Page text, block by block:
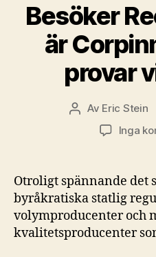
Besöker
är
provar
Inläggsförfattare
Av Eric Stein
Inga
Otroligt spännande det
byråkratiska statlig
volymproducenter och
kvalitetsproducenter